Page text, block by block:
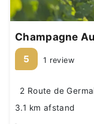
Champagne
5 1 review
2 Route de
3.1 km afstand